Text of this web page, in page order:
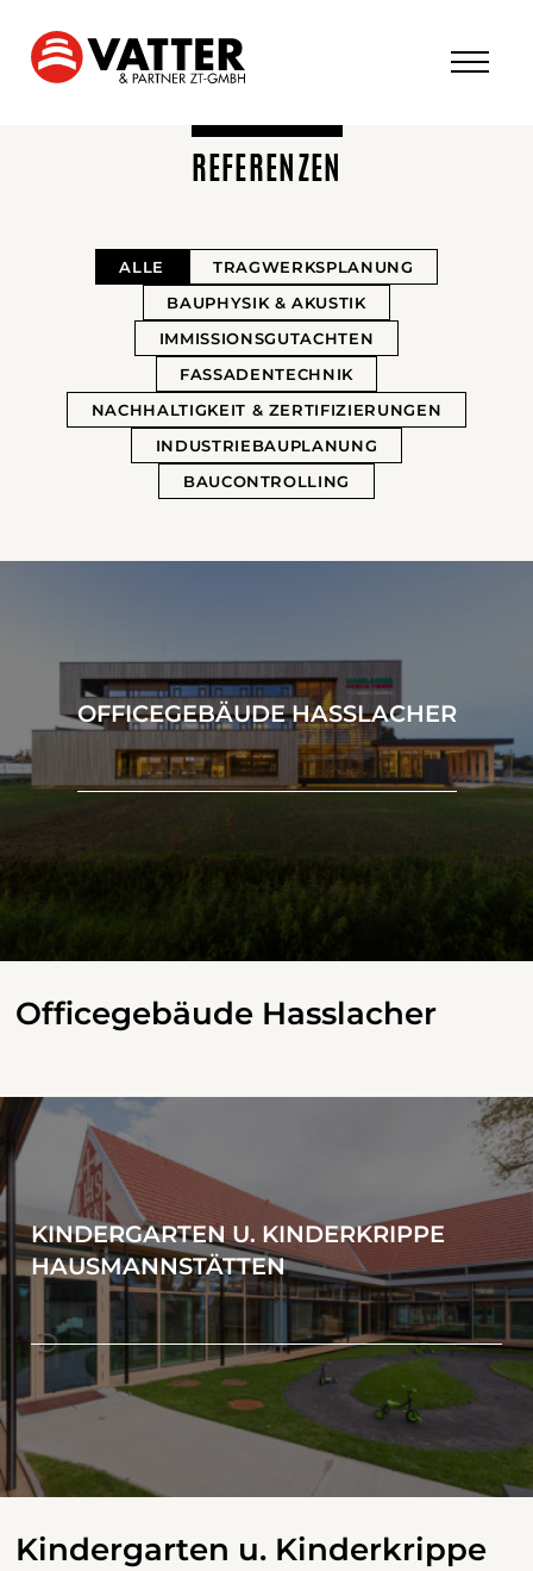
REFERENZEN
ALLE
TRAGWERKSPLANUNG
BAUPHYSIK & AKUSTIK
IMMISSIONSGUTACHTEN
FASSADENTECHNIK
NACHHALTIGKEIT & ZERTIFIZIERUNGEN
INDUSTRIEBAUPLANUNG
BAUCONTROLLING
OFFICEGEBÄUDE HASSLACHER
Officegebäude Hasslacher
KINDERGARTEN U. KINDERKRIPPE
HAUSMANNSTÄTTEN
Kindergarten u. Kinderkrippe